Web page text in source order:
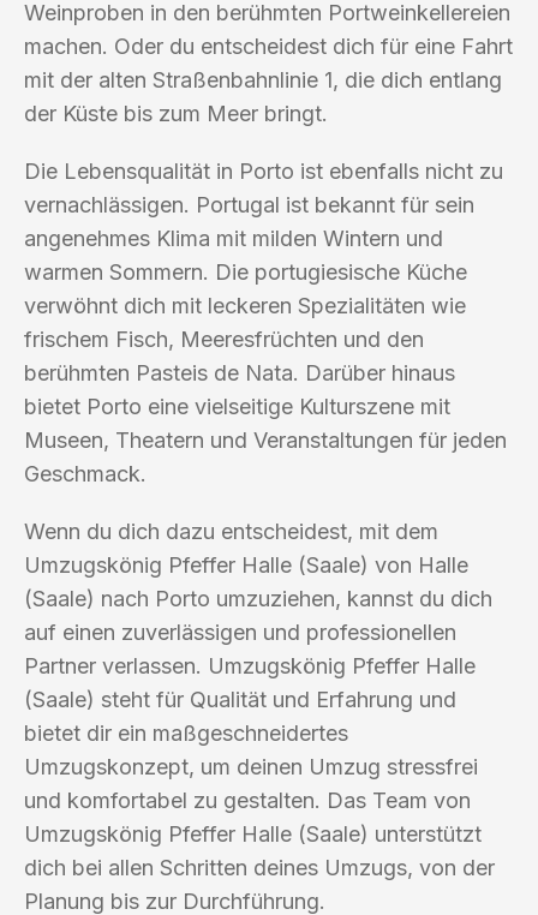
Weinproben in den berühmten Portweinkellereien
machen. Oder du entscheidest dich für eine Fahrt
mit der alten Straßenbahnlinie 1, die dich entlang
der Küste bis zum Meer bringt.
Die Lebensqualität in Porto ist ebenfalls nicht zu
vernachlässigen. Portugal ist bekannt für sein
angenehmes Klima mit milden Wintern und
warmen Sommern. Die portugiesische Küche
verwöhnt dich mit leckeren Spezialitäten wie
frischem Fisch, Meeresfrüchten und den
berühmten Pasteis de Nata. Darüber hinaus
bietet Porto eine vielseitige Kulturszene mit
Museen, Theatern und Veranstaltungen für jeden
Geschmack.
Wenn du dich dazu entscheidest, mit dem
Umzugskönig Pfeffer Halle (Saale) von Halle
(Saale) nach Porto umzuziehen, kannst du dich
auf einen zuverlässigen und professionellen
Partner verlassen. Umzugskönig Pfeffer Halle
(Saale) steht für Qualität und Erfahrung und
bietet dir ein maßgeschneidertes
Umzugskonzept, um deinen Umzug stressfrei
und komfortabel zu gestalten. Das Team von
Umzugskönig Pfeffer Halle (Saale) unterstützt
dich bei allen Schritten deines Umzugs, von der
Planung bis zur Durchführung.